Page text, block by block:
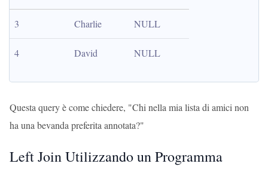
3 Charlie NULL
4 David NULL
Questa query è come chiedere, "Chi nella mia lista di amici non
ha una bevanda preferita annotata?"
Left Join Utilizzando un Programma